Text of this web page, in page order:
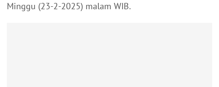
Minggu (23-2-2025) malam WIB.